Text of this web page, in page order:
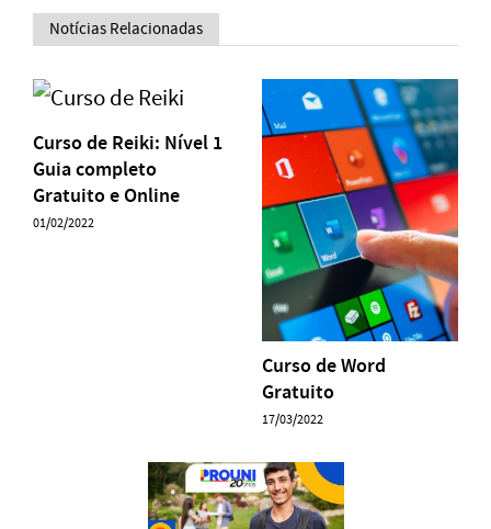
Notícias Relacionadas
Curso de Reiki: Nível 1
Guia completo
Gratuito e Online
01/02/2022
Curso de Word
Gratuito
17/03/2022